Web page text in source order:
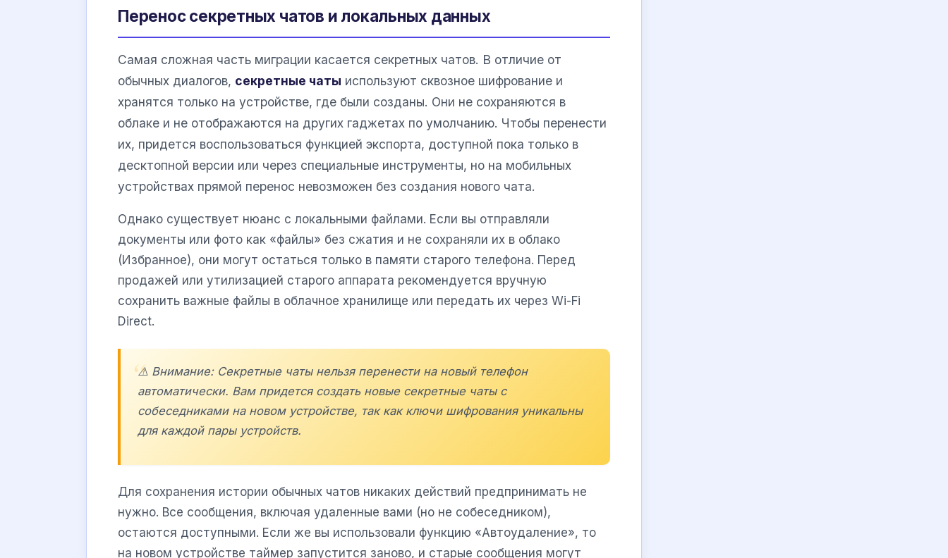
Перенос секретных чатов и локальных данных
Самая сложная часть миграции касается секретных чатов. В отличие от
обычных диалогов, секретные чаты используют сквозное шифрование и
хранятся только на устройстве, где были созданы. Они не сохраняются в
облаке и не отображаются на других гаджетах по умолчанию. Чтобы перенести
их, придется воспользоваться функцией экспорта, доступной пока только в
десктопной версии или через специальные инструменты, но на мобильных
устройствах прямой перенос невозможен без создания нового чата.
Однако существует нюанс с локальными файлами. Если вы отправляли
документы или фото как «файлы» без сжатия и не сохраняли их в облако
(Избранное), они могут остаться только в памяти старого телефона. Перед
продажей или утилизацией старого аппарата рекомендуется вручную
сохранить важные файлы в облачное хранилище или передать их через Wi-Fi
Direct.
⚠️ Внимание: Секретные чаты нельзя перенести на новый телефон
автоматически. Вам придется создать новые секретные чаты с
собеседниками на новом устройстве, так как ключи шифрования уникальны
для каждой пары устройств.
Для сохранения истории обычных чатов никаких действий предпринимать не
нужно. Все сообщения, включая удаленные вами (но не собеседником),
остаются доступными. Если же вы использовали функцию «Автоудаление», то
на новом устройстве таймер запустится заново, и старые сообщения могут